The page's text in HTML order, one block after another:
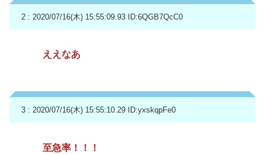
2 : 2020/07/16(木) 15:55:09.93 ID:6QGB7QcC0
ええなあ
3 : 2020/07/16(木) 15:55:10.29 ID:yxskqpFe0
至急率！！！